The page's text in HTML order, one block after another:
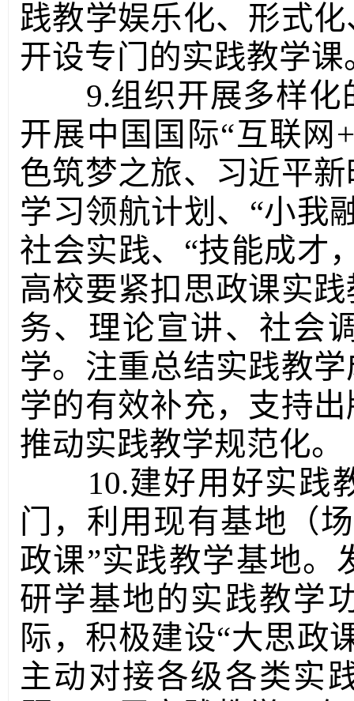
践教学娱乐化、形式
开设专门的实践教学课
9.组织开展多样
开展中国国际“互联网
色筑梦之旅、习近平
学习领航计划、“小我
社会实践、“技能成才
高校要紧扣思政课实
务、理论宣讲、社会
学。注重总结实践教
学的有效补充，支持
推动实践教学规范化。
10.建好用好实践
门，利用现有基地（
政课”实践教学基地。
研学基地的实践教学
际，积极建设“大思政
主动对接各级各类实